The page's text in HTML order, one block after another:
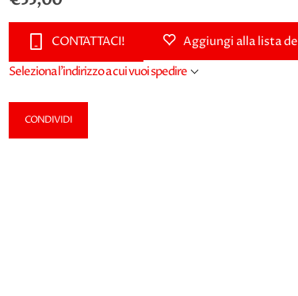
CONTATTACI!
Aggiungi alla lista
Seleziona l'indirizzo a cui vuoi spedire
CONDIVIDI